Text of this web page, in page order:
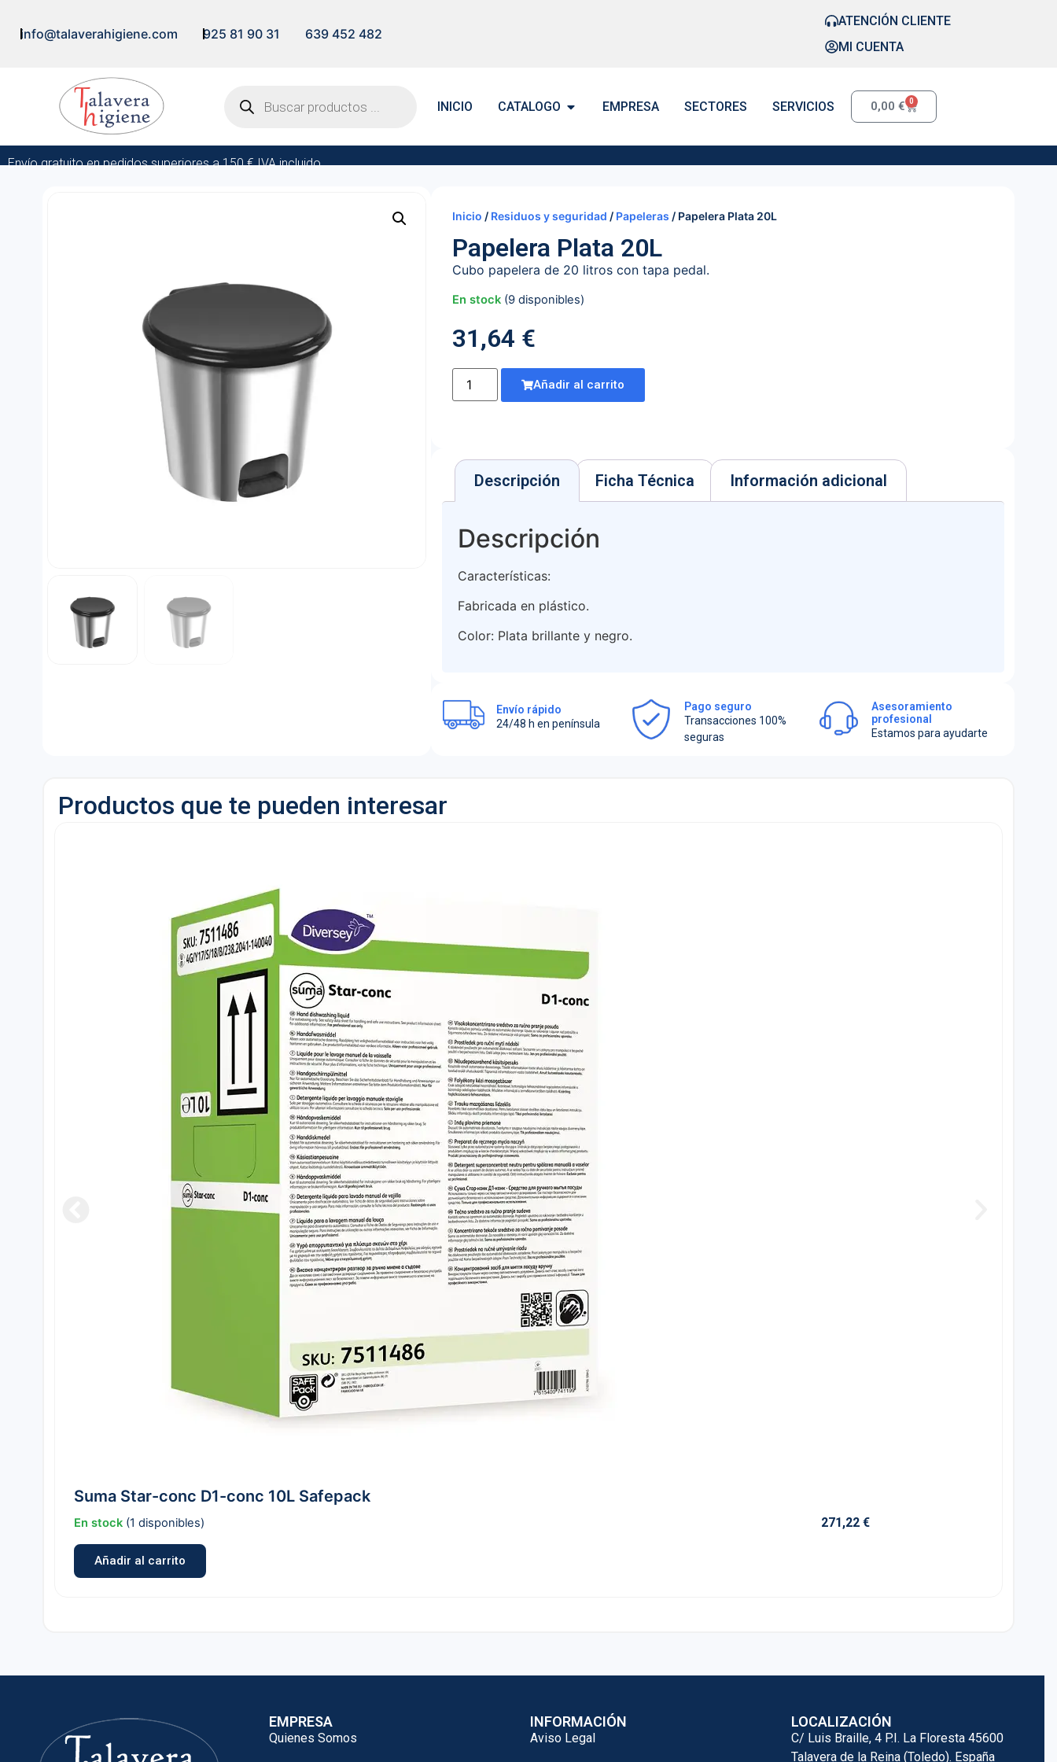
info@talaverahigiene.com 925 81 90 31 639 452 482
ATENCIÓN CLIENTE
MI CUENTA
INICIO CATALOGO EMPRESA SECTORES SERVICIOS 0,00€ 0
Envío gratuito en pedidos superiores a 150 € IVA incluido.
Inicio / Residuos y seguridad / Papeleras / Papelera Plata 20L
Papelera Plata 20L
Cubo papelera de 20 litros con tapa pedal.
En stock (9 disponibles)
31,64 €
Añadir al carrito
Descripción Ficha Técnica Información adicional
Descripción
Características:
Fabricada en plástico.
Color: Plata brillante y negro.
Envío rápido
24/48 h en península
Pago seguro
Transacciones 100%
seguras
Asesoramiento
profesional
Estamos para ayudarte
Productos que te pueden interesar
Suma Star-conc D1-conc 10L Safepack
En stock (1 disponibles) 271,22 €
Añadir al carrito
EMPRESA
Quienes Somos
INFORMACIÓN
Aviso Legal
LOCALIZACIÓN
C/ Luis Braille, 4 P.I. La Floresta 45600
Talavera de la Reina (Toledo). España